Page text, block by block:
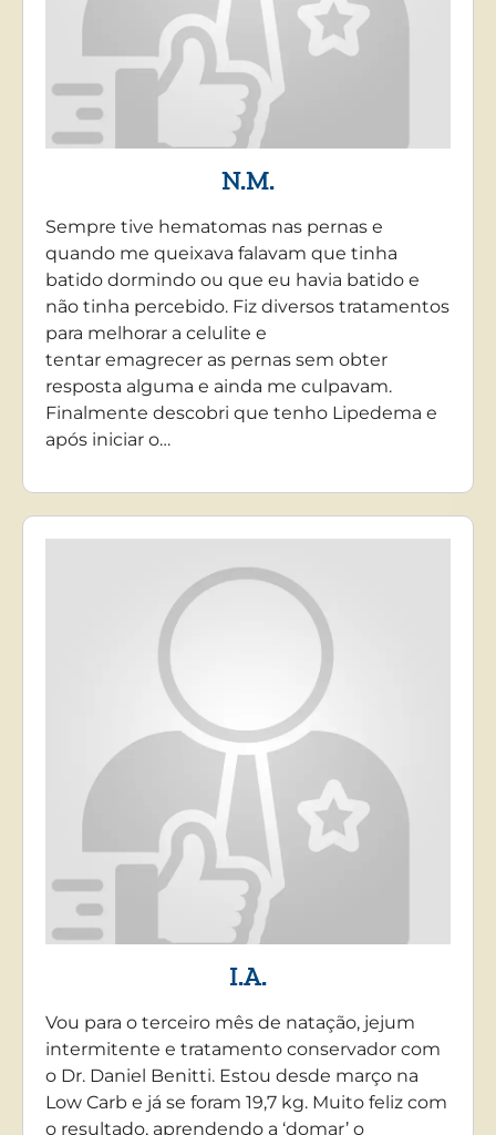
N.M.
Sempre tive hematomas nas pernas e
quando me queixava falavam que tinha
batido dormindo ou que eu havia batido e
não tinha percebido. Fiz diversos tratamentos
para melhorar a celulite e
tentar emagrecer as pernas sem obter
resposta alguma e ainda me culpavam.
Finalmente descobri que tenho Lipedema e
após iniciar o…
I.A.
Vou para o terceiro mês de natação, jejum
intermitente e tratamento conservador com
o Dr. Daniel Benitti. Estou desde março na
Low Carb e já se foram 19,7 kg. Muito feliz com
o resultado, aprendendo a ‘domar’ o